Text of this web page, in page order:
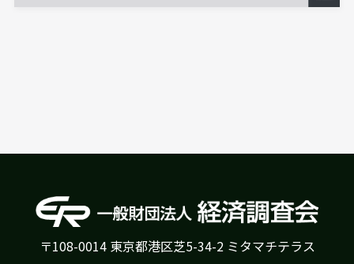
〒108-0014 東京都港区芝5-34-2 ミタマチテラス